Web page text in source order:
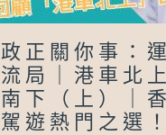
政正關你事：
流局｜港車北
南下（上）｜
駕遊熱門之選